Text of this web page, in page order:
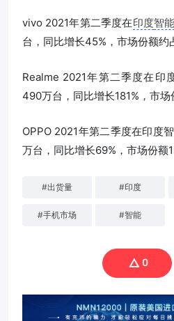
vivo 2021年第二季度在印度智
台，同比增长45%，市场份额约
Realme 2021年第二季度在印
490万台，同比增长181%，市场
OPPO 2021年第二季度在印度
万台，同比增长69%，市场份额
#出货量 #印度
#手机市场 #智能
0